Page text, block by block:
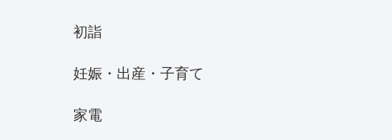
初詣
妊娠・出産・子育て
家電